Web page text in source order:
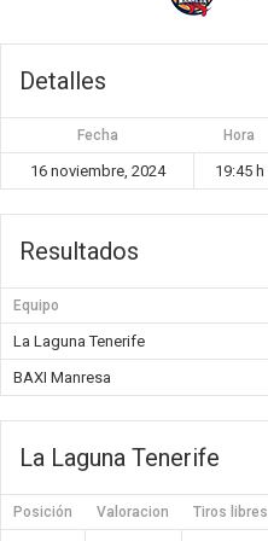
Detalles
Fecha Hora
16 noviembre, 2024 19:45 h
Resultados
Equipo
La Laguna Tenerife
BAXI Manresa
La Laguna Tenerife
Posición Valoracion Tiros libres